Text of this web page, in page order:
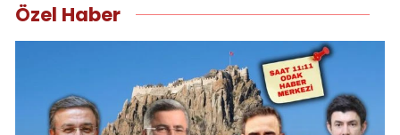
Özel Haber